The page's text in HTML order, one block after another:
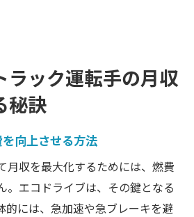
ラック運転手の月収
秘訣
向上させる方法
月収を最大化するためには、燃費
。エコドライブは、その鍵となる
的には、急加速や急ブレーキを避